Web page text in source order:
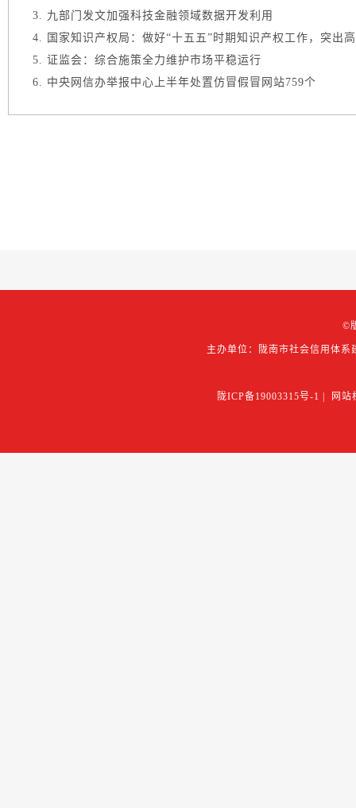
九部门发文加强科技金融领域数据开发利用
国家知识产权局：做好“十五五”时期知识产权工作，突出
证监会：综合施策全力维护市场平稳运行
中央网信办举报中心上半年处置仿冒假冒网站759个
©
主办单位：陇南市社会信用体系
陇ICP备19003315号-1 网站